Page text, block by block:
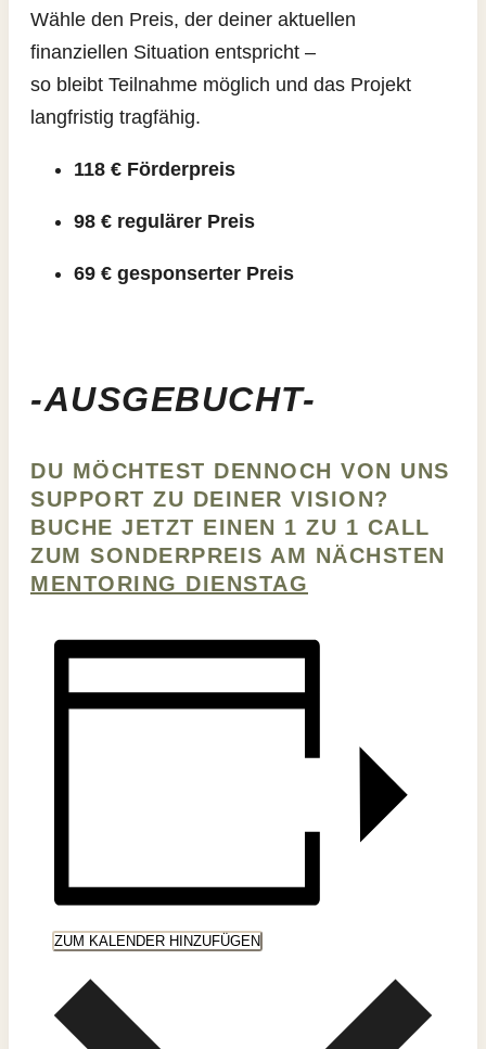
Wähle den Preis, der deiner aktuellen
finanziellen Situation entspricht –
so bleibt Teilnahme möglich und das Projekt
langfristig tragfähig.
118 € Förderpreis
98 € regulärer Preis
69 € gesponserter Preis
-AUSGEBUCHT-
DU MÖCHTEST DENNOCH VON UNS
SUPPORT ZU DEINER VISION?
BUCHE JETZT EINEN 1 ZU 1 CALL
ZUM SONDERPREIS AM NÄCHSTEN
MENTORING DIENSTAG
ZUM KALENDER HINZUFÜGEN